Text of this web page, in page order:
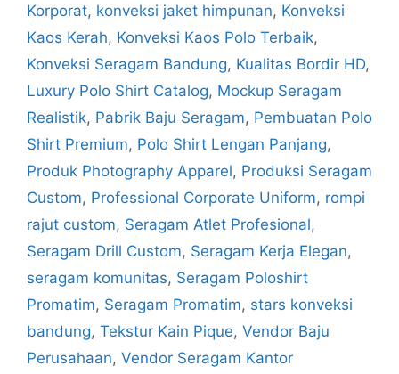
Korporat, konveksi jaket himpunan, Konveksi
Kaos Kerah, Konveksi Kaos Polo Terbaik,
Konveksi Seragam Bandung, Kualitas Bordir HD,
Luxury Polo Shirt Catalog, Mockup Seragam
Realistik, Pabrik Baju Seragam, Pembuatan Polo
Shirt Premium, Polo Shirt Lengan Panjang,
Produk Photography Apparel, Produksi Seragam
Custom, Professional Corporate Uniform, rompi
rajut custom, Seragam Atlet Profesional,
Seragam Drill Custom, Seragam Kerja Elegan,
seragam komunitas, Seragam Poloshirt
Promatim, Seragam Promatim, stars konveksi
bandung, Tekstur Kain Pique, Vendor Baju
Perusahaan, Vendor Seragam Kantor